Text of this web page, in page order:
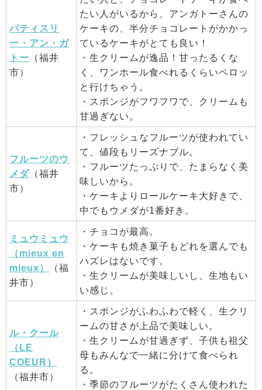
パティスリ
ー・アン・ガ
トー （福井
市）
たい人がいるから、アンガトーさんの
ケーキの、半分チョコレートがかかっ
ているケーキがとても良い！
・生クリームが逸品！甘ったるくな
く、ワンホール食べれるくらいペロッ
と行けちゃう。
・スポンジがフワフワで、クリームも
甘過ぎない。
フルーツのウ
メダ （福井
市）
・フレッシュなフルーツが使われてい
て、値段もリーズナブル。
・フルーツたっぷりで、たまらなく美
味しいから。
・ケーキよりロールケーキ大好きで、
中でもウメダが1番好き。
ミュウミュウ
（mieux en
mieux）
（福
井市）
・チョコが最高。
・ケーキも焼き菓子もどれを選んでも
ハズレはないです。
・生クリームが美味しいし、生地もい
い感じ。
ル・クール
（LE
COEUR）
（福井市）
・スポンジがふわふわで軽く、生クリ
ームの甘さが上品で美味しい。
・生クリームが甘過ぎず、子供も祖父
母もみんなで一緒に分けて食べられ
る。
・季節のフルーツがたくさん使われた